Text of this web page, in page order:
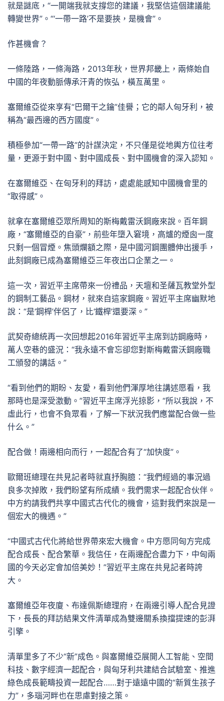
就是謎底，“一開端我就支撐您的建議，我堅信這個建議能
轉變世界”。“‘一帶一路’不是要挾，是機會”。
作甚機會？
一條陸路，一條海路，2013年秋，世界邦畿上，兩條始自
中國的年夜動脈傳承汗青的恢弘，橫亙萬里。
塞爾維亞從來享有“巴爾干之鑰”佳譽；它的鄰人匈牙利，被
稱為“最西邊的西方國度”。
積極參加“一帶一路”的計謀決定，不只僅是從地輿方位往考
量，更源于對中國、對中國成長、對中國機會的深入認知。
在塞爾維亞、在匈牙利的拜訪，處處能感知中國機會里的
“取得感”。
就拿在塞爾維亞眾所周知的斯梅戴雷沃鋼廠來說。百年鋼
廠，“塞爾維亞的自豪”，前些年墮入窘境，高爐的煙囪一度
只剩一個冒煙。焦頭爛額之際，是中國河鋼團體伸出援手，
此刻鋼廠已成為塞爾維亞三年夜出口企業之一。
這一次，習近平主席帶來一份禮品，天壇和圣薩瓦教堂外型
的鋼制工藝品。鋼材，就來自這家鋼廠。習近平主席幽默地
說：“是‘鋼桿’伴侶了，比‘鐵桿’還要深。”
武契奇總統再一次回想起2016年習近平主席到訪鋼廠時，
萬人空巷的盛況：“我永遠不會忘卻您對斯梅戴雷沃鋼廠職
工頒發的講話。”
“看到他們的期盼、友愛，看到他們渾厚地往講述愿看，我
那時也是深受激動。”習近平主席浮光掠影，“所以我說，不
虛此行，也會不負眾看，了解一下狀況我們應當配合做一些
什么。”
配合做！兩邊相向而行，一起配合有了“加快度”。
歐爾班總理在共見記者時就直抒胸臆：“我們經過的事況過
良多次掉敗，我們盼望有所成績。我們需求一起配合伙伴。
中方約請我們共享中國式古代化的機會，這對我們來說是一
個宏大的機遇。”
“中國式古代化將給世界帶來宏大機會。中方愿同匈方完成
配合成長、配合繁華。我信任，在兩邊配合盡力下，中匈兩
國的今天必定會加倍美妙！”習近平主席在共見記者時誇
大。
塞爾維亞年夜廈、布達佩斯總理府，在兩邊引導人配合見證
下，長長的拜訪結果文件清單成為雙邊關系換擋提速的彭湃
引擎。
清單里多了不少“新”成色。與塞爾維亞展開人工智能、空間
科技、數字經濟一起配合，與匈牙利共建結合試驗室、推進
綠色成長範疇投資一起配合……對于遠遠中國的“新質生孩子
力”，多瑙河畔也在思慮對接之策。